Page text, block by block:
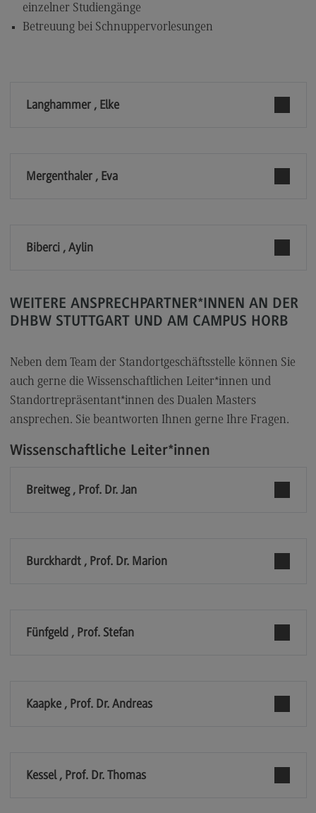
Modulangebot
Berufsperspektiven
Digitalisierung in der Sozialen Arbeit
Kontakt
Rahmenbedingungen
Modulangebot
Kontakt
Entrepreneurship
Entrepreneurship
Modulangebot
Executive Engineering
Berufsperspektiven
Finance
Kontakt
einzelner Studiengänge
Betreuung bei Schnuppervorlesungen
Langhammer , Elke
Mergenthaler , Eva
Biberci , Aylin
WEITERE ANSPRECHPARTNER*INNEN AN DER
DHBW STUTTGART UND AM CAMPUS HORB
Neben dem Team der Standortgeschäftsstelle können Sie
auch gerne die Wissenschaftlichen Leiter*innen und
Standortrepräsentant*innen des Dualen Masters
ansprechen. Sie beantworten Ihnen gerne Ihre Fragen.
Wissenschaftliche Leiter*innen
Breitweg , Prof. Dr. Jan
Burckhardt , Prof. Dr. Marion
Fünfgeld , Prof. Stefan
Kaapke , Prof. Dr. Andreas
Kessel , Prof. Dr. Thomas